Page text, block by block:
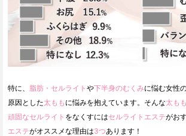
特に、 脂肪・セルライト や下半身のむくみに悩む女性
原因とした太もも に悩みを抱えています。そんな太もも
頑固なセルライト をなくすにはセルライトエステがお
エステがオススメな理由は3つあります！